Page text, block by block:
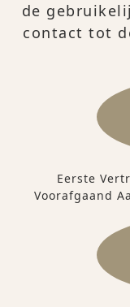
de
contact tot
Eerste
Voorafgaand